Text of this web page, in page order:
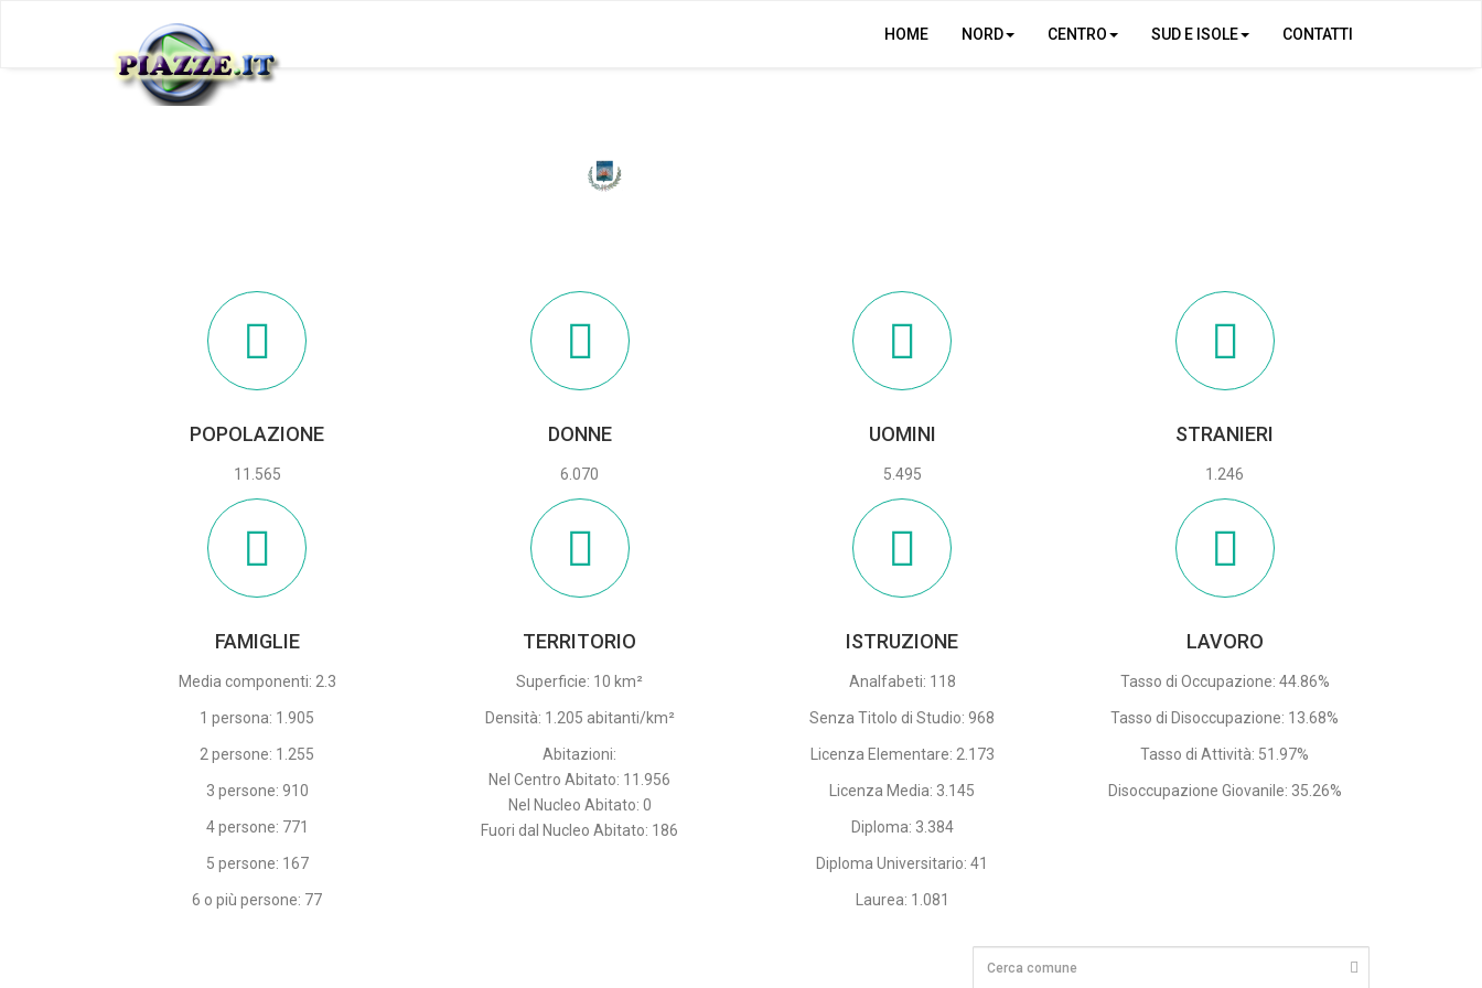
HOME NORD CENTRO SUD E ISOLE CONTATTI
POPOLAZIONE
11.565
DONNE
6.070
UOMINI
5.495
STRANIERI
1.246
FAMIGLIE
Media componenti: 2.3
1 persona: 1.905
2 persone: 1.255
3 persone: 910
4 persone: 771
5 persone: 167
6 o più persone: 77
TERRITORIO
Superficie: 10 km²
Densità: 1.205 abitanti/km²
Abitazioni:
Nel Centro Abitato: 11.956
Nel Nucleo Abitato: 0
Fuori dal Nucleo Abitato: 186
ISTRUZIONE
Analfabeti: 118
Senza Titolo di Studio: 968
Licenza Elementare: 2.173
Licenza Media: 3.145
Diploma: 3.384
Diploma Universitario: 41
Laurea: 1.081
LAVORO
Tasso di Occupazione: 44.86%
Tasso di Disoccupazione: 13.68%
Tasso di Attività: 51.97%
Disoccupazione Giovanile: 35.26%